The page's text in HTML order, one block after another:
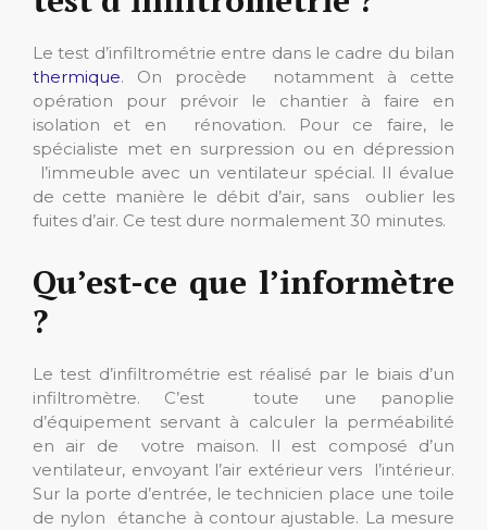
Le test d’infiltrométrie entre dans le cadre du bilan
thermique. On procède notamment à cette
opération pour prévoir le chantier à faire en
isolation et en rénovation. Pour ce faire, le
spécialiste met en surpression ou en dépression
l’immeuble avec un ventilateur spécial. Il évalue
de cette manière le débit d’air, sans oublier les
fuites d’air. Ce test dure normalement 30 minutes.
Qu’est-ce que l’informètre
?
Le test d’infiltrométrie est réalisé par le biais d’un
infiltromètre. C’est toute une panoplie
d’équipement servant à calculer la perméabilité
en air de votre maison. Il est composé d’un
ventilateur, envoyant l’air extérieur vers l’intérieur.
Sur la porte d’entrée, le technicien place une toile
de nylon étanche à contour ajustable. La mesure